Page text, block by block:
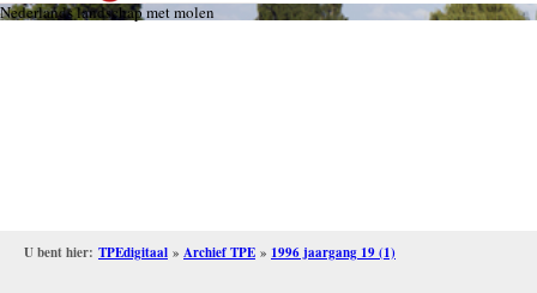
Nederlands landschap met molen
U bent hier: TPEdigitaal » Archief TPE » 1996 jaargang 19 (1)